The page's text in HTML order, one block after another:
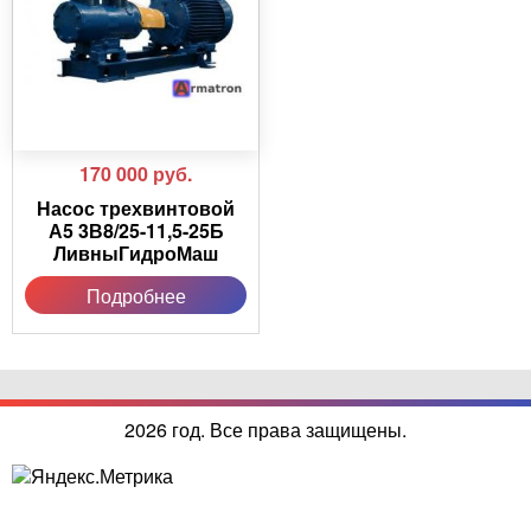
170 000 руб.
Насос трехвинтовой
А5 3В8/25-11,5-25Б
ЛивныГидроМаш
Подробнее
2026 год. Все права защищены.